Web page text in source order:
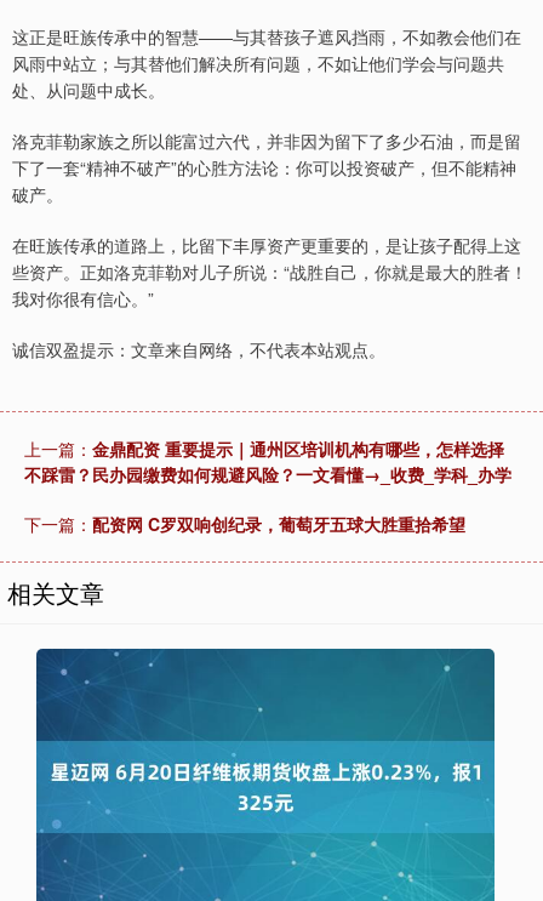
这正是旺族传承中的智慧——与其替孩子遮风挡雨，不如教会他们在
风雨中站立；与其替他们解决所有问题，不如让他们学会与问题共
处、从问题中成长。
洛克菲勒家族之所以能富过六代，并非因为留下了多少石油，而是留
下了一套“精神不破产”的心胜方法论：你可以投资破产，但不能精神
破产。
在旺族传承的道路上，比留下丰厚资产更重要的，是让孩子配得上这
些资产。正如洛克菲勒对儿子所说：“战胜自己，你就是最大的胜者！
我对你很有信心。”
诚信双盈提示：文章来自网络，不代表本站观点。
上一篇： 金鼎配资 重要提示｜通州区培训机构有哪些，怎样选择
不踩雷？民办园缴费如何规避风险？一文看懂→_收费_学科_办学
下一篇： 配资网 C罗双响创纪录，葡萄牙五球大胜重拾希望
相关文章